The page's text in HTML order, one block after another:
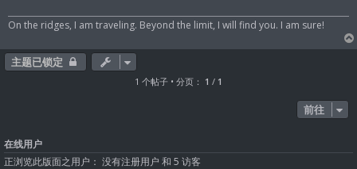
On the ridges, I am traveling. Beyond the limit, I will find you. I am sure!
主题已锁定
1 个帖子 • 分页： 1 / 1
前往
在线用户
正浏览此版面之用户： 没有注册用户 和 5 访客